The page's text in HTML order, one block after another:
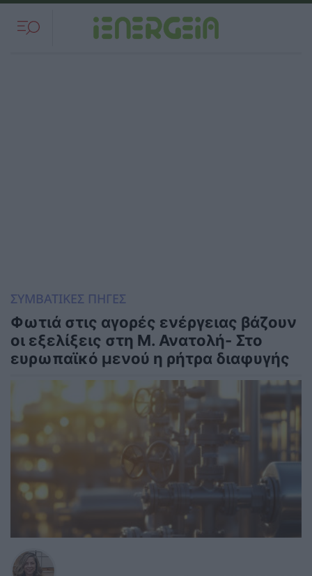
ΣΥΜΒΑΤΙΚΕΣ ΠΗΓΕΣ
Φωτιά στις αγορές ενέργειας βάζουν
οι εξελίξεις στη Μ. Ανατολή- Στο
ευρωπαϊκό μενού η ρήτρα διαφυγής